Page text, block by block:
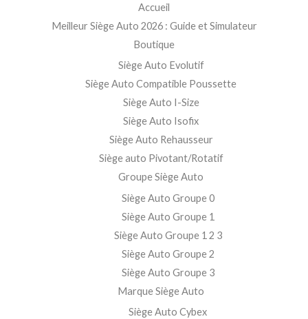
Accueil
Meilleur Siège Auto 2026 : Guide et Simulateur
Boutique
Siège Auto Evolutif
Siège Auto Compatible Poussette
Siège Auto I-Size
Siège Auto Isofix
Siège Auto Rehausseur
Siège auto Pivotant/Rotatif
Groupe Siège Auto
Siège Auto Groupe 0
Siège Auto Groupe 1
Siège Auto Groupe 1 2 3
Siège Auto Groupe 2
Siège Auto Groupe 3
Marque Siège Auto
Siège Auto Cybex